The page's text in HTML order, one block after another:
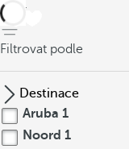
Zpět
Filtrovat podle
Destinace
Aruba 1
Noord 1